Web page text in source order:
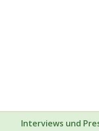
Interviews und